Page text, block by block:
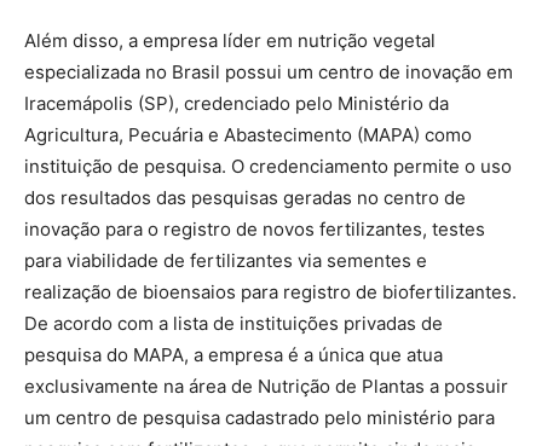
Além disso, a empresa líder em nutrição vegetal
especializada no Brasil possui um centro de inovação em
Iracemápolis (SP), credenciado pelo Ministério da
Agricultura, Pecuária e Abastecimento (MAPA) como
instituição de pesquisa. O credenciamento permite o uso
dos resultados das pesquisas geradas no centro de
inovação para o registro de novos fertilizantes, testes
para viabilidade de fertilizantes via sementes e
realização de bioensaios para registro de biofertilizantes.
De acordo com a lista de instituições privadas de
pesquisa do MAPA, a empresa é a única que atua
exclusivamente na área de Nutrição de Plantas a possuir
um centro de pesquisa cadastrado pelo ministério para